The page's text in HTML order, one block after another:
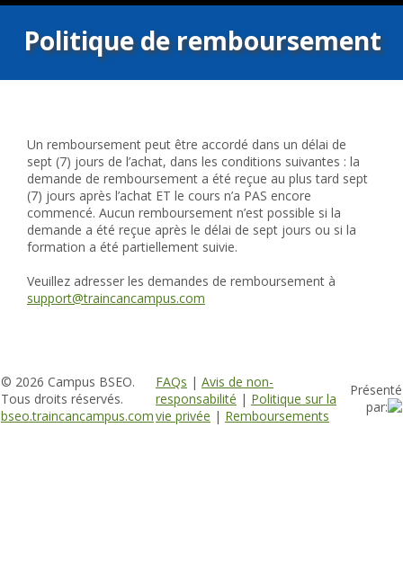
Politique de remboursement
Un remboursement peut être accordé dans un délai de
sept (7) jours de l’achat, dans les conditions suivantes : la
demande de remboursement a été reçue au plus tard sept
(7) jours après l’achat ET le cours n’a PAS encore
commencé. Aucun remboursement n’est possible si la
demande a été reçue après le délai de sept jours ou si la
formation a été partiellement suivie.
Veuillez adresser les demandes de remboursement à
support@traincancampus.com
© 2026 Campus BSEO.
Tous droits réservés.
bseo.traincancampus.com
FAQs | Avis de non-
responsabilité | Politique sur la
vie privée | Remboursements
Présenté
par: